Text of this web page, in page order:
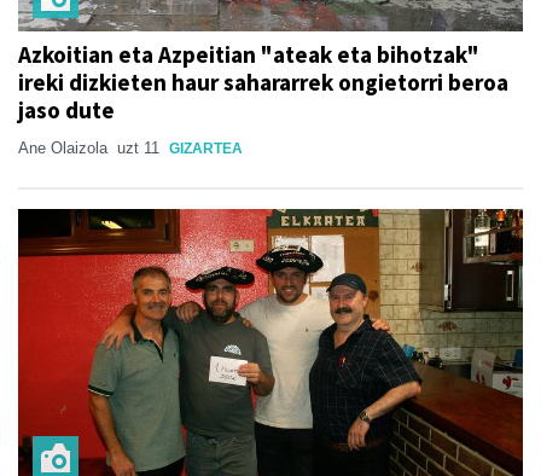
Azkoitian eta Azpeitian "ateak eta bihotzak"
ireki dizkieten haur sahararrek ongietorri beroa
jaso dute
Ane Olaizola uzt 11 GIZARTEA